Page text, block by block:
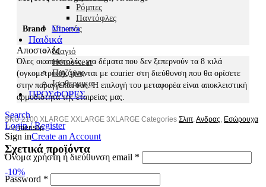
Ρόμπες
Παντόφλες
Στρατός
Παιδικά
Μαγιό
Homewear
Πιτζάμες
Ισοθερμικα
ΠΡΟΣΦΟΡΕΣ
Search
Login / Register
Sign inCreate an Account
Όνομα χρήστη ή διεύθυνση email *
Password *
Brand Minerva
Αποστολές
Όλες οι αποστολές, για δέματα που δεν ξεπερνούν τα 8 κιλά
(ογκομετρικό), γίνονται με courier στη διεύθυνση που θα ορίσετε
στην παραγγελία σας. Η επιλογή του μεταφορέα είναι αποκλειστική
αρμοδιότητα της εταιρείας μας.
SKU2100 XLARGE XXLARGE 3XLARGE Categories Σλιπ Ανδρας Εσώρουχα
Tag menslip
Σχετικά προϊόντα
-10%